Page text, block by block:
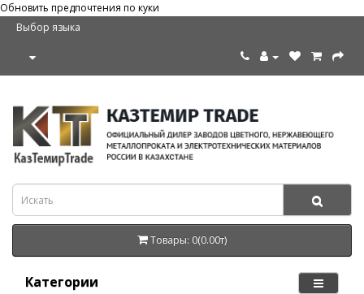
Обновить предпочтения по куки
Выбор языка
Товары: 0(0.00т)
Категории